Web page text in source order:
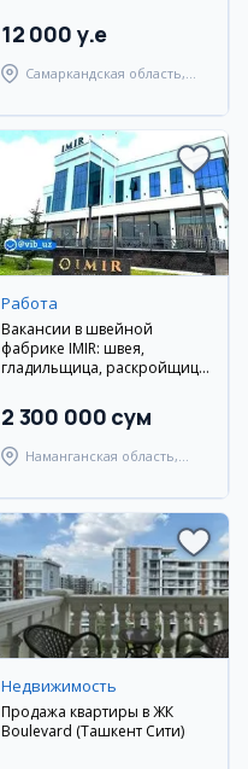
12 000 y.e
Самаркандская область,
Работа
Вакансии в швейной
фабрике IMIR: швея,
гладильщица, раскройщица,
2 300 000 сум
Наманганская область,
Недвижимость
Продажа квартиры в ЖК
Boulevard (Ташкент Сити)